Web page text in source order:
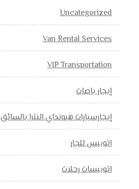
Uncategorized
Van Rental Services
VIP Transportation
إيجار باصات
إيجارسيارات هيونداي النترا بالسائق
اتوبيس للجار
اتوبيسات رحلات